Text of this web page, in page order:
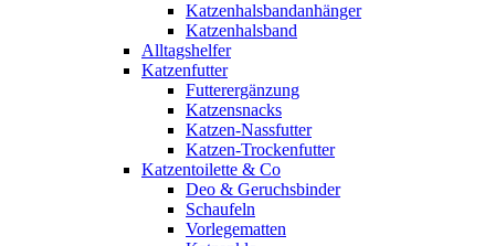
Katzenhalsbandanhänger
Katzenhalsband
Alltagshelfer
Katzenfutter
Futterergänzung
Katzensnacks
Katzen-Nassfutter
Katzen-Trockenfutter
Katzentoilette & Co
Deo & Geruchsbinder
Schaufeln
Vorlegematten